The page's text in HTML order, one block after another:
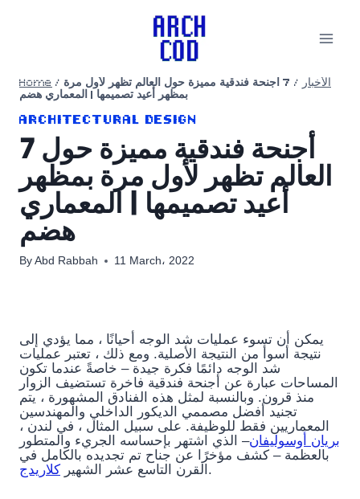
Home / الأخبار /
7 أجنحة فندقية مميزة حول العالم تظهر لأول مرة
بمظهر أعيد تصميمها | المعماري هضم
ARCHITECTURAL DESIGN
7 أجنحة فندقية مميزة حول
العالم تظهر لأول مرة بمظهر
أعيد تصميمها | المعماري
هضم
By Abd Rabbah 11 March، 2022
يمكن أن تسوء عمليات شد الوجه أحيانًا ، مما يؤدي إلى
نتيجة أسوأ من النتيجة الأصلية. ومع ذلك ، تعتبر عمليات
شد الوجه دائمًا فكرة جيدة – خاصةً عندما تكون
المساحات عبارة عن أجنحة فندقية فاخرة تستضيف الزوار
منذ قرون. وبالنسبة لمثل هذه الفنادق المشهورة ، يتم
تجنيد أفضل مصممي الديكور الداخلي والمهندسين
المعماريين فقط للوظيفة. على سبيل المثال ، في لندن ،
بريان أوسوليفان– الذي اشتهر بإحساسه الجريء والمتطور
بالعظمة – كشف مؤخرًا عن جناح تم تجديده بالكامل في
القرن التاسع عشر الشهير كلاريدج .